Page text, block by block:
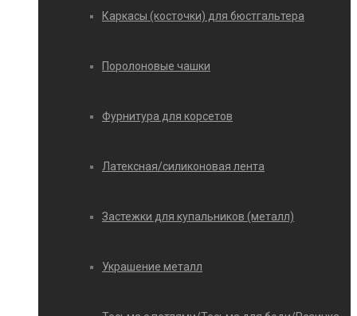
Каркасы (косточки) для бюстгальтера
Поролоновые чашки
Фурнитура для корсетов
Латексная/силиконовая лента
Застежки для купальников (металл)
Украшение металл